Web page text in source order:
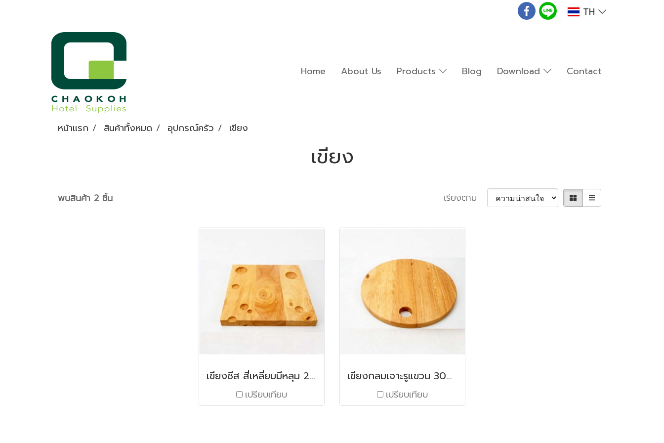
TH
Home About Us Products Blog Download Contact
หน้าแรก สินค้าทั้งหมด อุปกรณ์ครัว เขียง
เขียง
พบสินค้า 2 ชิ้น เรียงตาม
เขียงชีส สี่เหลี่ยมมีหลุม 24x24x4 cm.
เปรียบเทียบ
เขียงกลมเจาะรูแขวน 30x2cm.
เปรียบเทียบ